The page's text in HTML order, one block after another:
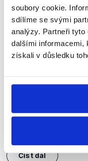
soubory cookie.
sdílíme se svými
analýzy. Partneři tyto
dalšími informacemi,
získali v důsledku
4. května 2014
Předseda vlády v
své dosavadní
kontroverzní
Číst dál